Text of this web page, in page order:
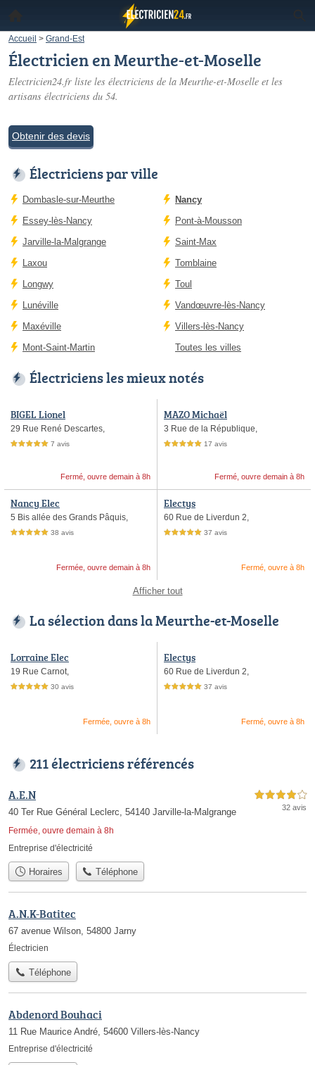
Accueil > Grand-Est
Électricien en Meurthe-et-Moselle
Electricien24.fr liste les électriciens de la Meurthe-et-Moselle et les
artisans électriciens du 54.
Obtenir des devis
Électriciens par ville
Dombasle-sur-Meurthe
Essey-lès-Nancy
Jarville-la-Malgrange
Laxou
Longwy
Lunéville
Maxéville
Mont-Saint-Martin
Nancy
Pont-à-Mousson
Saint-Max
Tomblaine
Toul
Vandœuvre-lès-Nancy
Villers-lès-Nancy
Toutes les villes
Électriciens les mieux notés
BIGEL Lionel
29 Rue René Descartes,
5,0 étoiles sur 5 7 avis
Fermé, ouvre demain à 8h
MAZO Michaël
3 Rue de la République,
5,0 étoiles sur 5 17 avis
Fermé, ouvre demain à 8h
Nancy Elec
5 Bis allée des Grands Pâquis,
5,0 étoiles sur 5 38 avis
Fermée, ouvre demain à 8h
Electys
60 Rue de Liverdun 2,
5,0 étoiles sur 5 37 avis
Fermé, ouvre à 8h
Afficher tout
La sélection dans la Meurthe-et-Moselle
Lorraine Elec
19 Rue Carnot,
5,0 étoiles sur 5 30 avis
Fermée, ouvre à 8h
Electys
60 Rue de Liverdun 2,
5,0 étoiles sur 5 37 avis
Fermé, ouvre à 8h
211 électriciens référencés
A.E.N
40 Ter Rue Général Leclerc, 54140 Jarville-la-Malgrange
Fermée, ouvre demain à 8h
4,0 étoiles sur 5
32 avis
Entreprise d'électricité
Horaires Téléphone
A.N.K-Batitec
67 avenue Wilson, 54800 Jarny
Électricien
Téléphone
Abdenord Bouhaci
11 Rue Maurice André, 54600 Villers-lès-Nancy
Entreprise d'électricité